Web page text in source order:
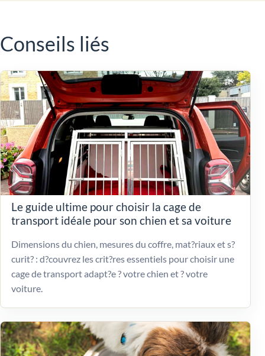
Conseils liés
Le guide ultime pour choisir la cage de
transport idéale pour son chien et sa voiture
Dimensions du chien, mesures du coffre, mat?riaux et s?
curit? : d?couvrez les crit?res essentiels pour choisir une
cage de transport adapt?e ? votre chien et ? votre
voiture.